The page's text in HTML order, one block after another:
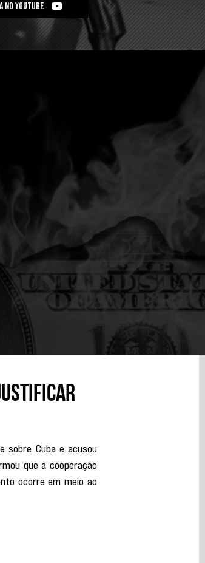
NO YOUTUBE
justificar
sobre Cuba e acusou
que a cooperação
ocorre em meio ao